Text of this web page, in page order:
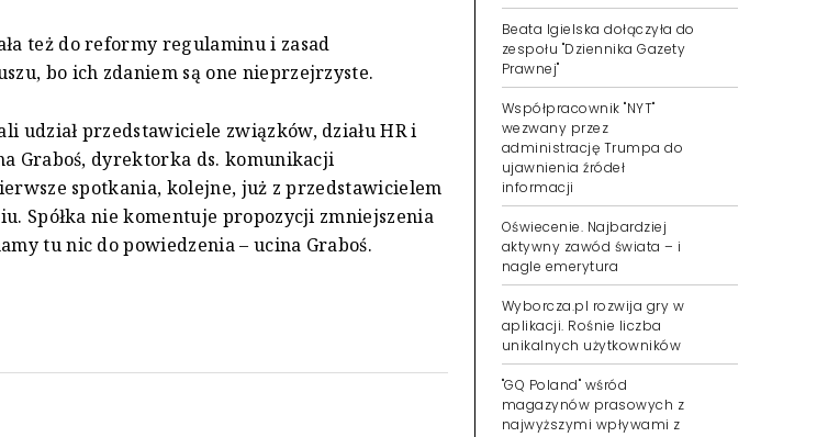
też do reformy regulaminu i zasad
bo ich zdaniem są one nieprzejrzyste.
udział przedstawiciele związków, działu HR i
Graboś, dyrektorka ds. komunikacji
spotkania, kolejne, już z przedstawicielem
Spółka nie komentuje propozycji zmniejszenia
tu nic do powiedzenia – ucina Graboś.
Beata Igielska dołączyła do
zespołu "Dziennika Gazety
Prawnej"
Współpracownik "NYT"
wezwany przez
administrację Trumpa do
ujawnienia źródeł
informacji
Oświecenie. Najbardziej
aktywny zawód świata – i
nagle emerytura
Wyborcza.pl rozwija gry w
aplikacji. Rośnie liczba
unikalnych użytkowników
"GQ Poland" wśród
magazynów prasowych z
najwyższymi wpływami z